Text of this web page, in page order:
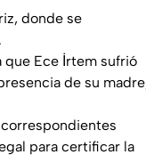
donde se
que Ece İrtem sufrió
de su
para certificar la